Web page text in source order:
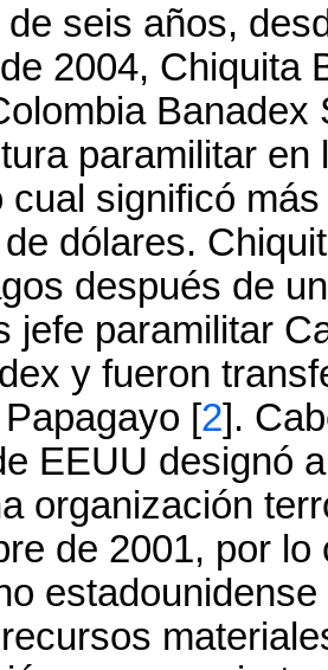
seis años,
2004, Chiquita
paramilitar
cual significó
dólares.
después de
jefe paramilitar
y fueron
[2].
EEUU designó
organización
de 2001, por